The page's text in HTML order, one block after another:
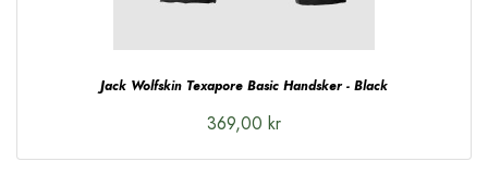
Jack Wolfskin Texapore Basic Handsker - Black
369,00 kr